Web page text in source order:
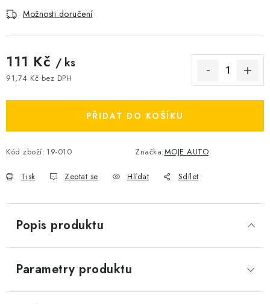
Možnosti doručení
111 Kč / ks
91,74 Kč bez DPH
PŘIDAT DO KOŠÍKU
Kód zboží: 19-010 Značka:MOJE AUTO
Tisk Zeptat se Hlídat Sdílet
Popis produktu
Parametry produktu